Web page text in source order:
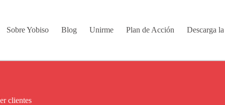
Sobre Yobiso Blog Unirme Plan de Acción Descarga
clientes